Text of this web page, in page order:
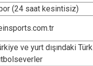
(24 saat kesintisiz)
ve yurt dışındaki Türk